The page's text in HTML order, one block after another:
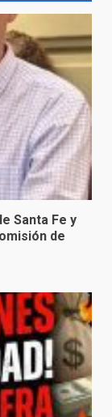
Santa Fe y
de